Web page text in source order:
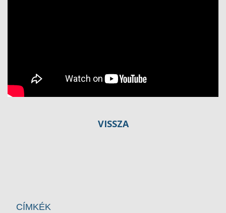
VISSZA
CÍMKÉK